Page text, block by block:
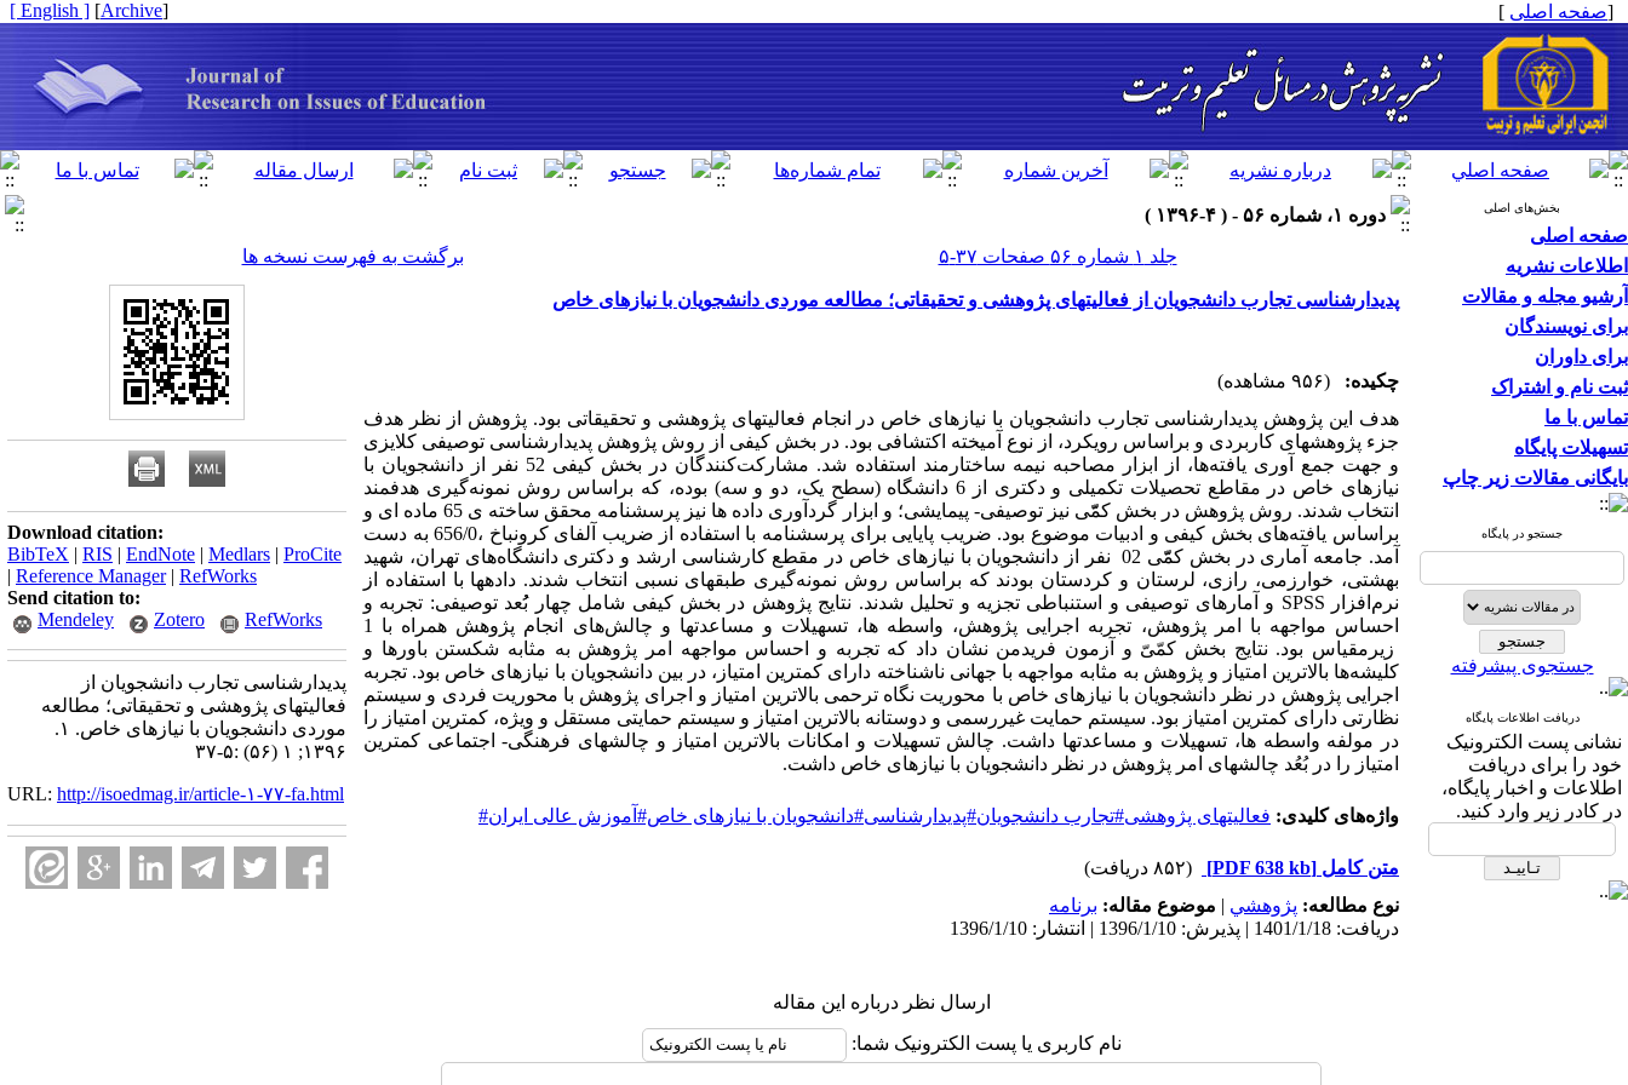
[صفحه اصلی ]
[
Archive
]
[ English ]
بخش‌های اصلی
صفحه اصلی
اطلاعات نشریه
آرشیو مجله و مقالات
برای نویسندگان
برای داوران
ثبت نام و اشتراک
تماس با ما
تسهیلات پایگاه
بایگانی مقالات زیر چاپ
جستجو در پایگاه
جستجوی پیشرفته
دریافت اطلاعات پایگاه
نشانی پست الکترونیک
خود را برای دریافت
اطلاعات و اخبار پایگاه،
در کادر زیر وارد کنید.
دوره ۱، شماره ۵۶ - ( ۴-۱۳۹۶ )
جلد ۱ شماره ۵۶ صفحات ۳۷-۵
برگشت به فهرست نسخه ها
پدیدارشناسی تجارب دانشجویان از فعالیتهای پژوهشی و تحقیقاتی؛ مطالعه موردی دانشجویان با نیازهای خاص
چکیده:
(۹۵۶ مشاهده)
هدف این پژوهش پدیدارشناسی تجارب دانشجویان با نیازهای خاص در انجام فعالیتهای پژوهشی و تحقیقاتی بود. پژوهش از نظر هدف
جزء پژوهشهای کاربردی و براساس رویکرد، از نوع آمیخته اکتشافی بود. در بخش کیفی از روش پژوهش پدیدارشناسی توصیفی کلایزی
و جهت جمع آوری یافته‌ها، از ابزار مصاحبه نیمه ساختارمند استفاده شد. مشارکت‌کنندگان در بخش کیفی 52 نفر از دانشجویان با
نیازهای خاص در مقاطع تحصیلات تکمیلی و دکتری از 6 دانشگاه (سطح یک، دو و سه) بوده، که براساس روش نمونه‌گیری هدفمند
انتخاب شدند. روش پژوهش در بخش کمّّی نیز توصیفی- پیمایشی؛ و ابزار گردآوری داده ها نیز پرسشنامه محقق ساخته ی 65 ماده ای و
براساس یافته‌های بخش کیفی و ادبیات موضوع بود. ضریب پایایی برای پرسشنامه با استفاده از ضریب آلفای کرونباخ ،656/0 به دست
آمد. جامعه آماری در بخش کمّّی 02 نفر از دانشجویان با نیازهای خاص در مقطع کارشناسی ارشد و دکتری دانشگاه‌های تهران، شهید
بهشتی، خوارزمی، رازی، لرستان و کردستان بودند که براساس روش نمونه‌گیری طبقهای نسبی انتخاب شدند. دادهها با استفاده از
نرم‌افزار SPSS و آمارهای توصیفی و استنباطی تجزیه و تحلیل شدند. نتایج پژوهش در بخش کیفی شامل چهار بُُعد توصیفی: تجربه و
احساس مواجهه با امر پژوهش، تجربه اجرایی پژوهش، واسطه ها، تسهیلات و مساعدتها و چالش‌های انجام پژوهش همراه با 1
زیرمقیاس بود. نتایج بخش کمّیّ و آزمون فریدمن نشان داد که تجربه و احساس مواجهه امر پژوهش به مثابه شکستن باورها و
کلیشه‌ها بالاترین امتیاز و پژوهش به مثابه مواجهه با جهانی ناشناخته دارای کمترین امتیاز، در بین دانشجویان با نیازهای خاص بود. تجربه
اجرایی پژوهش در نظر دانشجویان با نیازهای خاص با محوریت نگاه ترحمی بالاترین امتیاز و اجرای پژوهش با محوریت فردی و سیستم
نظارتی دارای کمترین امتیاز بود. سیستم حمایت غیررسمی و دوستانه بالاترین امتیاز و سیستم حمایتی مستقل و ویژه، کمترین امتیاز را
در مولفه واسطه ها، تسهیلات و مساعدتها داشت. چالش تسهیلات و امکانات بالاترین امتیاز و چالشهای فرهنگی- اجتماعی کمترین
امتیاز را در بُعُد چالشهای امر پژوهش در نظر دانشجویان با نیازهای خاص داشت.
واژه‌های کلیدی: فعالیتهای پژوهشی#تجارب دانشجویان#پدیدارشناسی#دانشجویان با نیازهای خاص#آموزش عالی ایران#
متن کامل [PDF 638 kb]
(۸۵۲ دریافت)
نوع مطالعه: پژوهشي | موضوع مقاله: برنامه
دریافت: 1401/1/18 | پذیرش: 1396/1/10 | انتشار: 1396/1/10
ارسال نظر درباره این مقاله
نام کاربری یا پست الکترونیک شما:
Download citation:
BibTeX | RIS | EndNote | Medlars | ProCite
| Reference Manager| RefWorks
Send citation to:
Mendeley
Zotero RefWorks
پدیدارشناسی تجارب دانشجویان از
فعالیتهای پژوهشی و تحقیقاتی؛ مطالعه
موردی دانشجویان با نیازهای خاص. ۱.
۱۳۹۶; ۱ (۵۶) :۵-۳۷
URL: http://isoedmag.ir/article-۱-۷۷-fa.html